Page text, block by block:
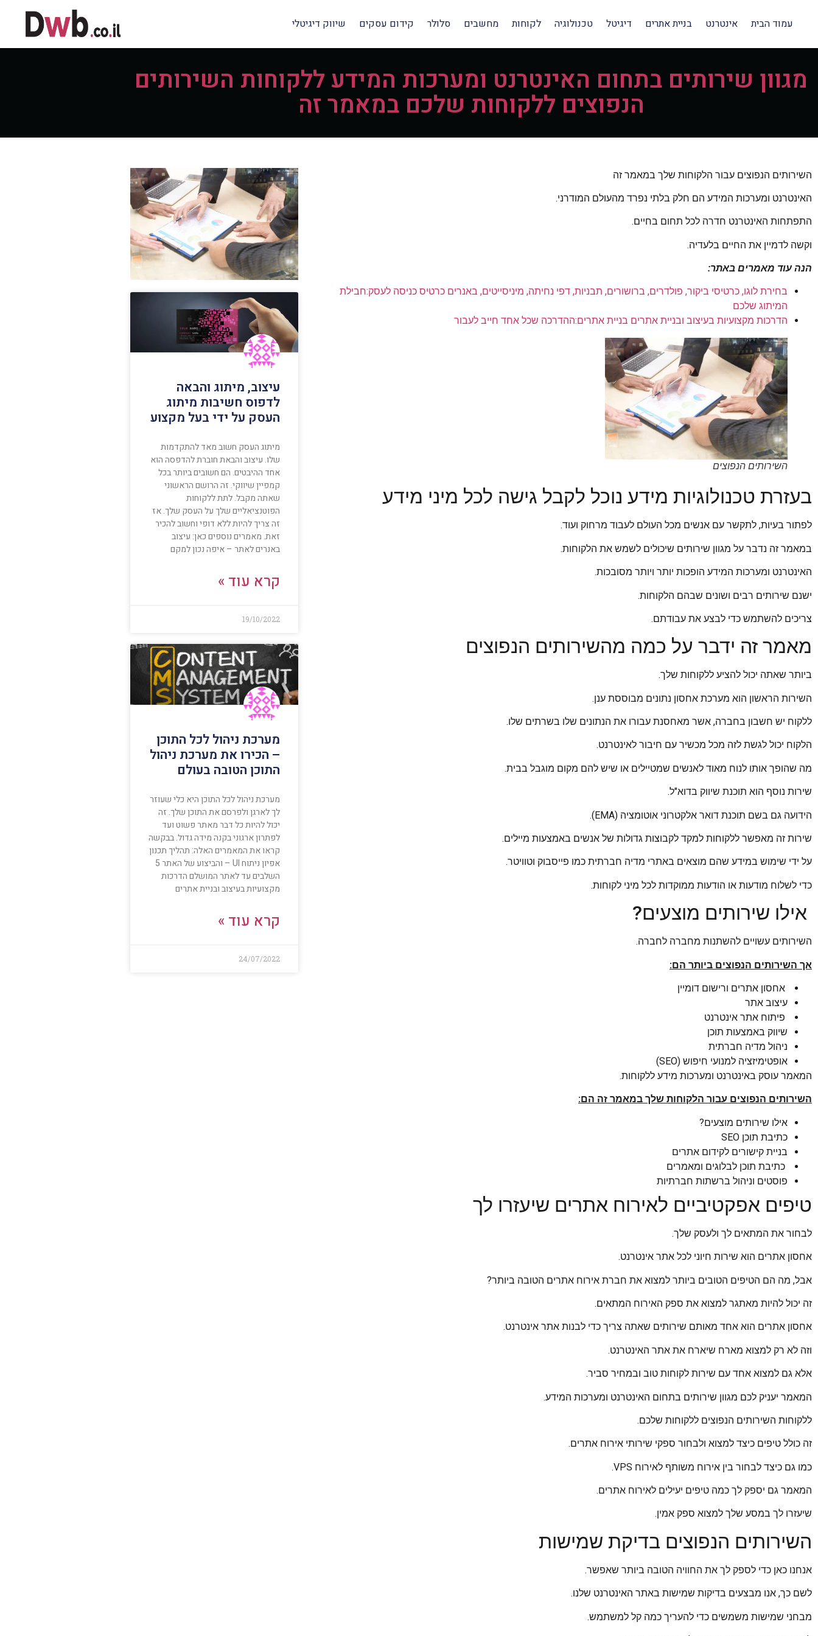
עמוד הבית אינטרנט בניית אתרים דיגיטל טכנולוגיה לקוחות מחשבים סלולר קידום עסקים שיווק דיגיטלי
מגוון שירותים בתחום האינטרנט ומערכות המידע ללקוחות השירותים
הנפוצים ללקוחות שלכם במאמר זה
השירותים הנפוצים עבור הלקוחות שלך במאמר זה
האינטרנט ומערכות המידע הם חלק בלתי נפרד מהעולם המודרני.
התפתחות האינטרנט חדרה לכל תחום בחיים.
וקשה לדמיין את החיים בלעדיה.
הנה עוד מאמרים באתר:
בחירת לוגו, כרטיסי ביקור, פולדרים, ברושורים, תבניות, דפי נחיתה, מיניסייטים, באנרים כרטיס כניסה לעסק:חבילת
המיתוג שלכם
הדרכות מקצועיות בעיצוב ובניית אתרים בניית אתרים:ההדרכה שכל אחד חייב לעבור
השירותים הנפוצים
בעזרת טכנולוגיות מידע נוכל לקבל גישה לכל מיני מידע
לפתור בעיות, לתקשר עם אנשים מכל העולם לעבוד מרחוק ועוד.
במאמר זה נדבר על מגוון שירותים שיכולים לשמש את הלקוחות.
האינטרנט ומערכות המידע הופכות יותר ויותר מסובכות.
ישנם שירותים רבים ושונים שבהם הלקוחות.
צריכים להשתמש כדי לבצע את עבודתם.
מאמר זה ידבר על כמה מהשירותים הנפוצים
ביותר שאתה יכול להציע ללקוחות שלך.
השירות הראשון הוא מערכת אחסון נתונים מבוססת ענן.
ללקוח יש חשבון בחברה, אשר מאחסנת עבורו את הנתונים שלו בשרתים שלו.
הלקוח יכול לגשת לזה מכל מכשיר עם חיבור לאינטרנט.
מה שהופך אותו לנוח מאוד לאנשים שמטיילים או שיש להם מקום מוגבל בבית.
שירות נוסף הוא תוכנת שיווק בדוא"ל.
הידועה גם בשם תוכנת דואר אלקטרוני אוטומציה (EMA).
שירות זה מאפשר ללקוחות למקד לקבוצות גדולות של אנשים באמצעות מיילים.
על ידי שימוש במידע שהם מוצאים באתרי מדיה חברתית כמו פייסבוק וטוויטר.
כדי לשלוח מודעות או הודעות ממוקדות לכל מיני לקוחות.
אילו שירותים מוצעים?
השירותים עשויים להשתנות מחברה לחברה.
אך השירותים הנפוצים ביותר הם:
אחסון אתרים ורישום דומיין
עיצוב אתר
פיתוח אתר אינטרנט
שיווק באמצעות תוכן
ניהול מדיה חברתית
אופטימיזציה למנועי חיפוש (SEO)
המאמר עוסק באינטרנט ומערכות מידע ללקוחות.
השירותים הנפוצים עבור הלקוחות שלך במאמר זה הם:
אילו שירותים מוצעים?
כתיבת תוכן SEO
בניית קישורים לקידום אתרים
כתיבת תוכן לבלוגים ומאמרים
פוסטים וניהול ברשתות חברתיות
טיפים אפקטיביים לאירוח אתרים שיעזרו לך
לבחור את המתאים לך ולעסק שלך.
אחסון אתרים הוא שירות חיוני לכל אתר אינטרנט.
אבל, מה הם הטיפים הטובים ביותר למצוא את חברת אירוח אתרים הטובה ביותר?
זה יכול להיות מאתגר למצוא את ספק האירוח המתאים.
אחסון אתרים הוא אחד מאותם שירותים שאתה צריך כדי לבנות אתר אינטרנט.
וזה לא רק למצוא מארח שיארח את אתר האינטרנט.
אלא גם למצוא אחד עם שירות לקוחות טוב ובמחיר סביר.
המאמר יעניק לכם מגוון שירותים בתחום האינטרנט ומערכות המידע.
ללקוחות השירותים הנפוצים ללקוחות שלכם.
זה כולל טיפים כיצד למצוא ולבחור ספקי שירותי אירוח אתרים.
כמו גם כיצד לבחור בין אירוח משותף לאירוח VPS.
המאמר גם יספק לך כמה טיפים יעילים לאירוח אתרים.
שיעזרו לך במסע שלך למצוא ספק אמין.
השירותים הנפוצים בדיקת שמישות
אנחנו כאן כדי לספק לך את החוויה הטובה ביותר שאפשר.
לשם כך, אנו מבצעים בדיקות שמישות באתר האינטרנט שלנו.
מבחני שמישות משמשים כדי להעריך כמה קל למשתמש.
עיצוב, מיתוג והבאה
לדפוס חשיבות מיתוג
העסק על ידי בעל מקצוע
מיתוג העסק חשוב מאד להתקדמות
שלו. עיצוב והבאת חוברת להדפסה הוא
אחד ההיבטים. הם חשובים ביותר בכל
קמפיין שיווקי. זה הרושם הראשוני
שאתה מקבל. לתת ללקוחות
הפוטנציאליים שלך על העסק שלך. אז
זה צריך להיות ללא דופי וחשוב להכיר
זאת. מאמרים נוספים כאן: עיצוב
באנרים לאתר – איפה נכון למקם
קרא עוד »
19/10/2022
מערכת ניהול לכל התוכן
– הכירו את מערכת ניהול
התוכן הטובה בעולם
מערכת ניהול לכל התוכן היא כלי שעוזר
לך לארגן ולפרסם את התוכן שלך. זה
יכול להיות כל דבר מאתר פשוט ועד
לפתרון ארגוני בקנה מידה גדול. בבקשה
קראו את המאמרים האלה: תהליך תכנון
אפיון ניתוח UI – והביצוע של האתר 5
השלבים עד לאתר המושלם הדרכות
מקצועיות בעיצוב ובניית אתרים
קרא עוד »
24/07/2022